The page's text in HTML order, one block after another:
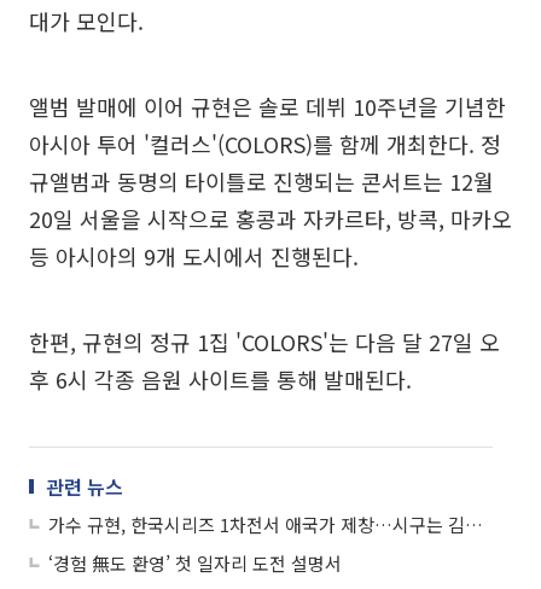
대가 모인다.
앨범 발매에 이어 규현은 솔로 데뷔 10주년을 기념한
아시아 투어 '컬러스'(COLORS)를 함께 개최한다. 정
규앨범과 동명의 타이틀로 진행되는 콘서트는 12월
20일 서울을 시작으로 홍콩과 자카르타, 방콕, 마카오
등 아시아의 9개 도시에서 진행된다.
한편, 규현의 정규 1집 'COLORS'는 다음 달 27일 오
후 6시 각종 음원 사이트를 통해 발매된다.
관련 뉴스
가수 규현, 한국시리즈 1차전서 애국가 제창…시구는 김응용 전 감독
‘경험 無도 환영’ 첫 일자리 도전 설명서